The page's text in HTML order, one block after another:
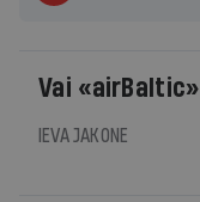
Vai
IEVA JAKONE